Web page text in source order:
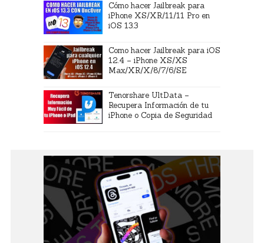
Cómo hacer Jailbreak para
iPhone XS/XR/11/11 Pro en
iOS 13.3
Como hacer Jailbreak para iOS
12.4 – iPhone XS/XS
Max/XR/X/8/7/6/SE
Tenorshare UltData –
Recupera Información de tu
iPhone o Copia de Seguridad